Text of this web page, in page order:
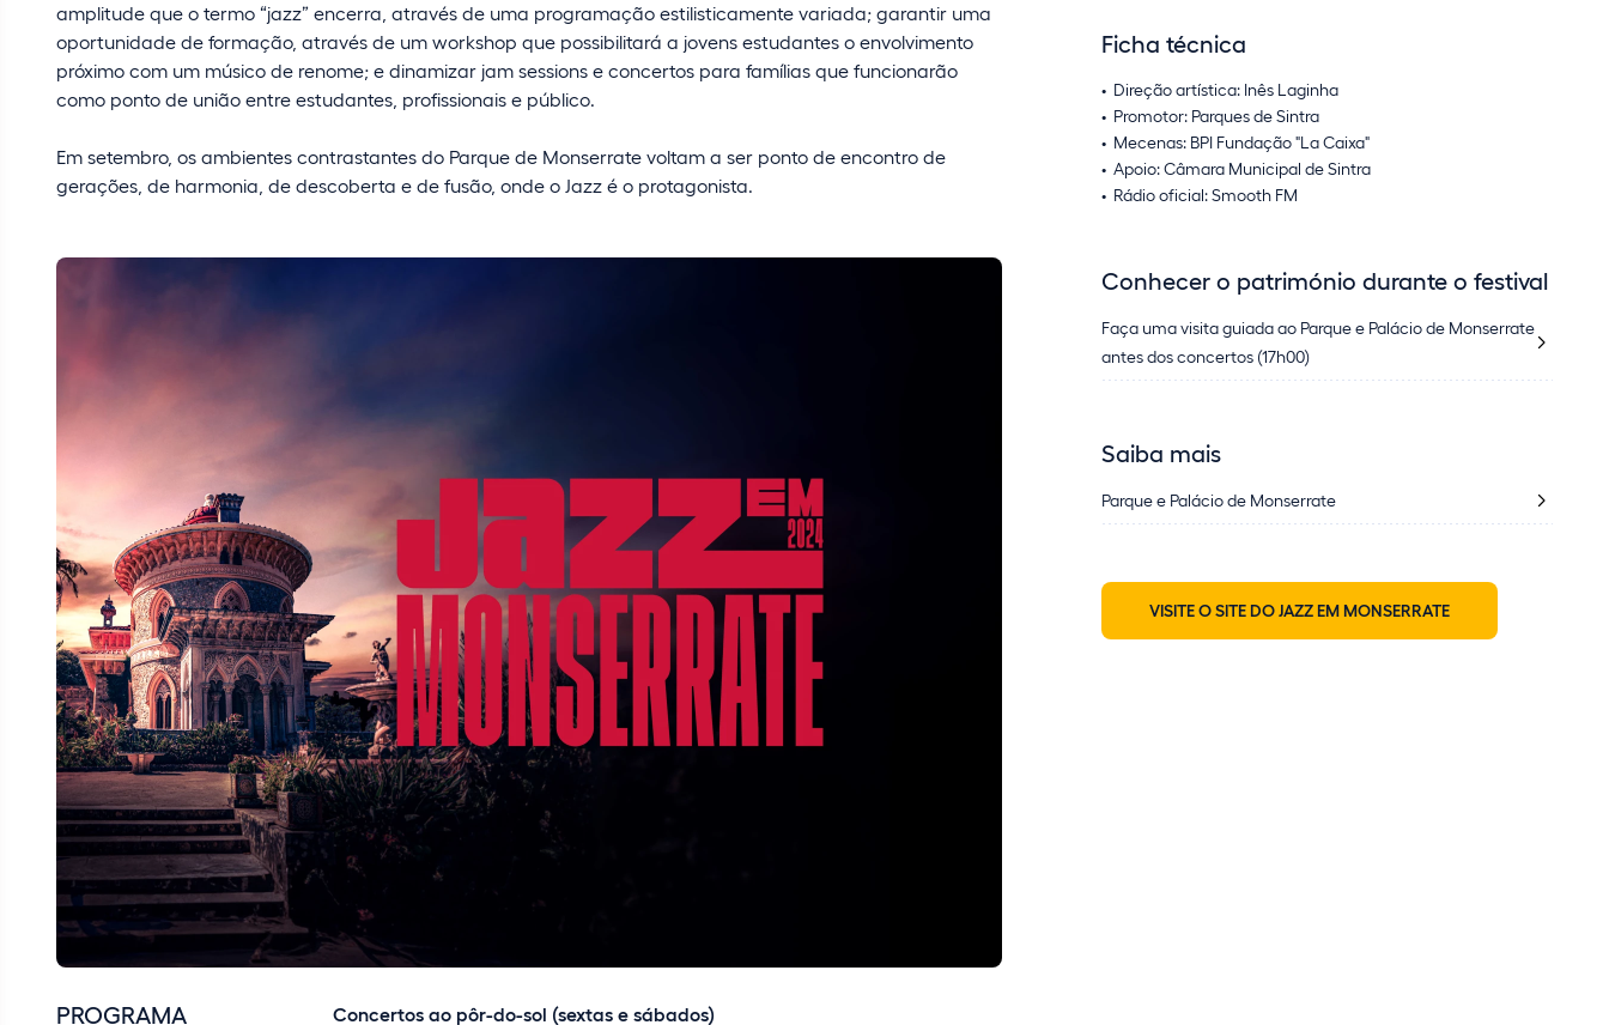
amplitude que o termo “jazz” encerra, através de uma programação estilisticamente variada; garantir uma
oportunidade de formação, através de um workshop que possibilitará a jovens estudantes o envolvimento
próximo com um músico de renome; e dinamizar jam sessions e concertos para famílias que funcionarão
como ponto de união entre estudantes, profissionais e público.
Em setembro, os ambientes contrastantes do Parque de Monserrate voltam a ser ponto de encontro de
gerações, de harmonia, de descoberta e de fusão, onde o Jazz é o protagonista.
PROGRAMA
Concertos ao pôr-do-sol (sextas e sábados)
Ficha técnica
Direção artística: Inês Laginha
Promotor: Parques de Sintra
Mecenas: BPI Fundação "La Caixa"
Apoio: Câmara Municipal de Sintra
Rádio oficial: Smooth FM
Conhecer o património durante o festival
Faça uma visita guiada ao Parque e Palácio de Monserrate
antes dos concertos (17h00)
Saiba mais
Parque e Palácio de Monserrate
VISITE O SITE DO JAZZ EM MONSERRATE